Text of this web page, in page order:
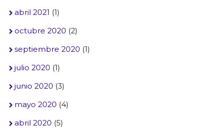
abril 2021 (1)
octubre 2020 (2)
septiembre 2020 (1)
julio 2020 (1)
junio 2020 (3)
mayo 2020 (4)
abril 2020 (5)